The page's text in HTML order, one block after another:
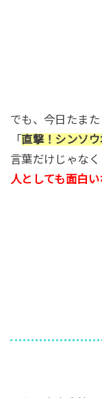
でも、今日たま
「直撃！シンソ
言葉だけじゃなく
人としても面白